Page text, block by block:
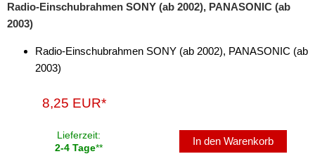
Radio-Einschubrahmen SONY (ab 2002), PANASONIC (ab
2003)
Radio-Einschubrahmen SONY (ab 2002), PANASONIC (ab
2003)
8,25 EUR*
Lieferzeit:
2-4 Tage**
In den Warenkorb